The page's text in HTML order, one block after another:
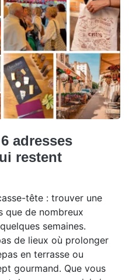
adresses
restent
tête : trouver une
que de nombreux
semaines.
de lieux où prolonger
en terrasse ou
gourmand. Que vous